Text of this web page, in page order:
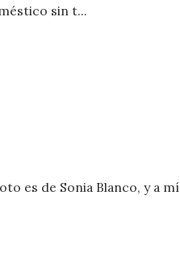
sin t...
es de Sonia Blanco, y a mí